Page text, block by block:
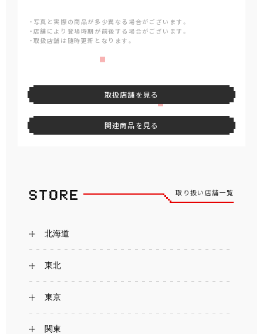
・写真と実際の商品が多少異なる場合がございます。
・店舗により登場時期が前後する場合がございます。
・取扱店舗は随時更新となります。
取扱店舗を見る
関連商品を見る
取り扱い店舗一覧
北海道
東北
東京
関東